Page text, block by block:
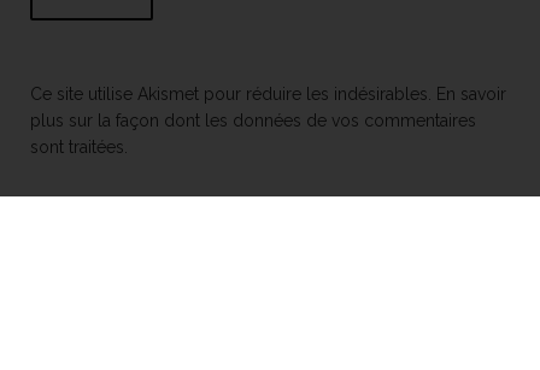
Ce site utilise Akismet pour réduire les indésirables. En savoir
plus sur la façon dont les données de vos commentaires
sont traitées.